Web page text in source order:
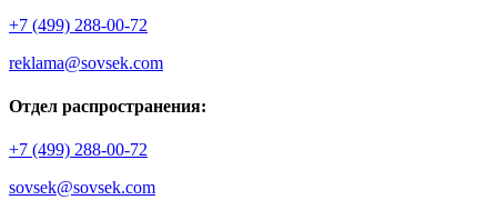
+7 (499) 288-00-72
reklama@sovsek.com
Отдел распространения:
+7 (499) 288-00-72
sovsek@sovsek.com